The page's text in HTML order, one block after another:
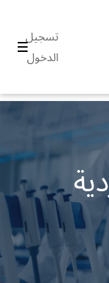
تسجيل
الدخول